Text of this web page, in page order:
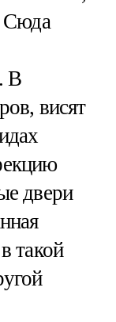
Сюда
В
висят
двери
такой